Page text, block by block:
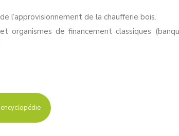
l’approvisionnement de la chaufferie bois.
de financement classiques